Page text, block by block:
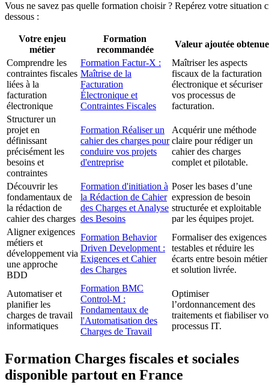
Vous ne savez pas quelle formation choisir ? Repérez votre situation
dessous :
Votre enjeu
métier
Formation
recommandée
Valeur ajoutée obtenue
Comprendre les
contraintes fiscales
liées à la
facturation
électronique
Formation Factur-X :
Maîtrise de la
Facturation
Électronique et
Contraintes Fiscales
Maîtriser les aspects
fiscaux de la facturation
électronique et sécuriser
vos processus de
facturation.
Structurer un
projet en
définissant
précisément les
besoins et
contraintes
Formation Réaliser un
cahier des charges pour
conduire vos projets
d'entreprise
Acquérir une méthode
claire pour rédiger un
cahier des charges
complet et pilotable.
Découvrir les
fondamentaux de
la rédaction de
cahier des charges
Formation d'initiation à
la Rédaction de Cahier
des Charges et Analyse
des Besoins
Poser les bases d’une
expression de besoin
structurée et exploitable
par les équipes projet.
Aligner exigences
métiers et
développement via
une approche
BDD
Formation Behavior
Driven Development :
Exigences et Cahier
des Charges
Formaliser des exigences
testables et réduire les
écarts entre besoin métier
et solution livrée.
Automatiser et
planifier les
charges de travail
informatiques
Formation BMC
Control-M :
Fondamentaux de
l'Automatisation des
Charges de Travail
Optimiser
l’ordonnancement des
traitements et fiabiliser
processus IT.
Formation Charges fiscales et sociales
disponible partout en France